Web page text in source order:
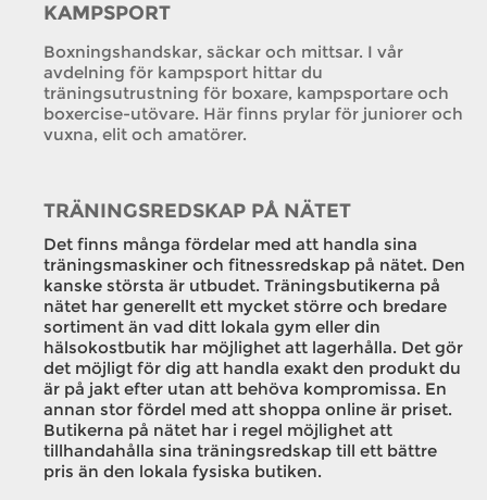
KAMPSPORT
Boxningshandskar, säckar och mittsar. I vår
avdelning för kampsport hittar du
träningsutrustning för boxare, kampsportare och
boxercise-utövare. Här finns prylar för juniorer och
vuxna, elit och amatörer.
TRÄNINGSREDSKAP PÅ NÄTET
Det finns många fördelar med att handla sina
träningsmaskiner och fitnessredskap på nätet. Den
kanske största är utbudet. Träningsbutikerna på
nätet har generellt ett mycket större och bredare
sortiment än vad ditt lokala gym eller din
hälsokostbutik har möjlighet att lagerhålla. Det gör
det möjligt för dig att handla exakt den produkt du
är på jakt efter utan att behöva kompromissa. En
annan stor fördel med att shoppa online är priset.
Butikerna på nätet har i regel möjlighet att
tillhandahålla sina träningsredskap till ett bättre
pris än den lokala fysiska butiken.